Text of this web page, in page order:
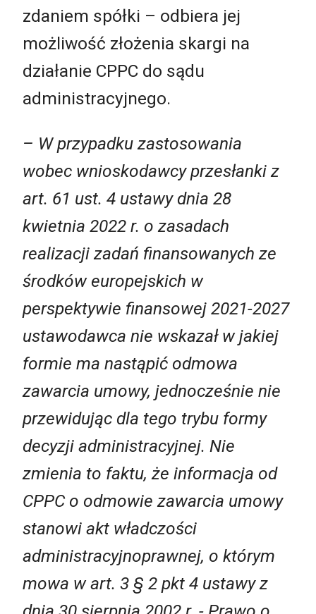
zdaniem spółki – odbiera jej
możliwość złożenia skargi na
działanie CPPC do sądu
administracyjnego.
– W przypadku zastosowania
wobec wnioskodawcy przesłanki z
art. 61 ust. 4 ustawy dnia 28
kwietnia 2022 r. o zasadach
realizacji zadań finansowanych ze
środków europejskich w
perspektywie finansowej 2021-2027
ustawodawca nie wskazał w jakiej
formie ma nastąpić odmowa
zawarcia umowy, jednocześnie nie
przewidując dla tego trybu formy
decyzji administracyjnej. Nie
zmienia to faktu, że informacja od
CPPC o odmowie zawarcia umowy
stanowi akt władczości
administracyjnoprawnej, o którym
mowa w art. 3 § 2 pkt 4 ustawy z